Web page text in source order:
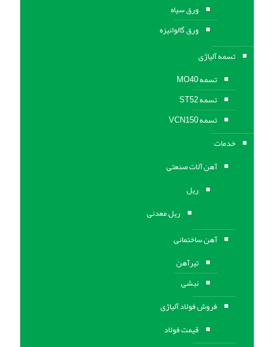
ورق سیاه
ورق گالوانیزه
تسمه آلیاژی
تسمه MO40
تسمه ST52
تسمه VCN150
خدمات
آهن آلات صنعتی
ریل
ریل معدنی
آهن ساختمانی
تیرآهن
نبشی
فروش فولاد آلیاژی
قیمت فولاد